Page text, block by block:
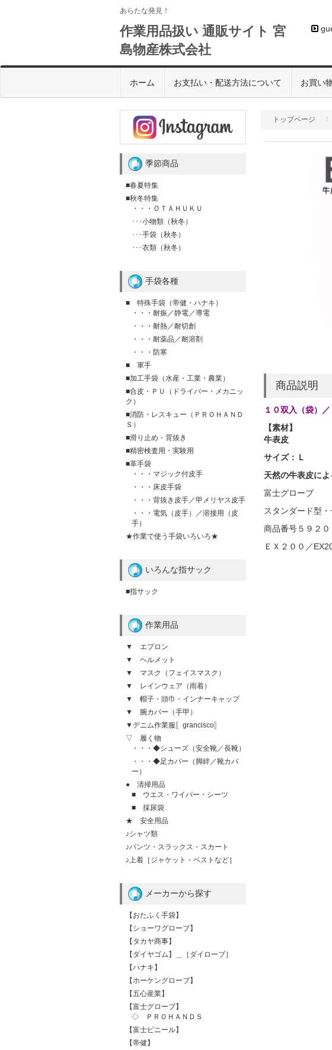
あらたな発見！
作業用品扱い 通販サイト 宮
島物産株式会社
ホーム お支払い・配送方法について お買い
トップページ
商品説明
１０双入（袋）／
【素材】
牛表皮
サイズ：Ｌ
天然の牛表皮に
富士グローブ
スタンダード型
商品番号５９２０
ＥＸ２００／
季節商品
■春夏特集
■秋冬特集
・・・ＯＴＡＨＵＫＵ
･･･小物類（秋冬）
･･･手袋（秋冬）
･･･衣類（秋冬）
手袋各種
■ 特殊手袋（帝健・ハナキ）
・・・耐振／静電／導電
・・・耐熱／耐切創
・・・耐薬品／耐溶剤
・・・防寒
■ 軍手
■加工手袋（水産・工業・農業）
■合皮・ＰＵ（ドライバー・メカニッ
ク）
■消防・レスキュー（ＰＲＯＨＡＮＤ
Ｓ）
■滑り止め・背抜き
■精密検査用・実験用
■革手袋
・・・マジック付皮手
・・・床皮手袋
・・・背抜き皮手／甲メリヤス皮手
・・・電気（皮手）／溶接用（皮
手）
★作業で使う手袋いろいろ★
いろんな指サック
■指サック
作業用品
▼ エプロン
▼ ヘルメット
▼ マスク（フェイスマスク）
▼ レインウェア（雨着）
▼ 帽子・頭巾・インナーキャップ
▼ 腕カバー（手甲）
▼デニム作業服〚grancisco〛
▽ 履く物
・・・◆シューズ（安全靴／長靴）
・・・◆足カバー（脚絆／靴カバ
ー）
● 清掃用品
■ ウエス・ワイパー・シーツ
■ 採尿袋
★ 安全用品
♪シャツ類
♪パンツ・スラックス・スカート
♪上着［ジャケット・ベストなど］
メーカーから探す
【おたふく手袋】
【ショーワグローブ】
【タカヤ商事】
【ダイヤゴム】＿［ダイローブ］
【ハナキ】
【ホーケングローブ】
【五心産業】
【富士グローブ】
◇ ＰＲＯＨＡＮＤＳ
【富士ビニール】
【帝健】